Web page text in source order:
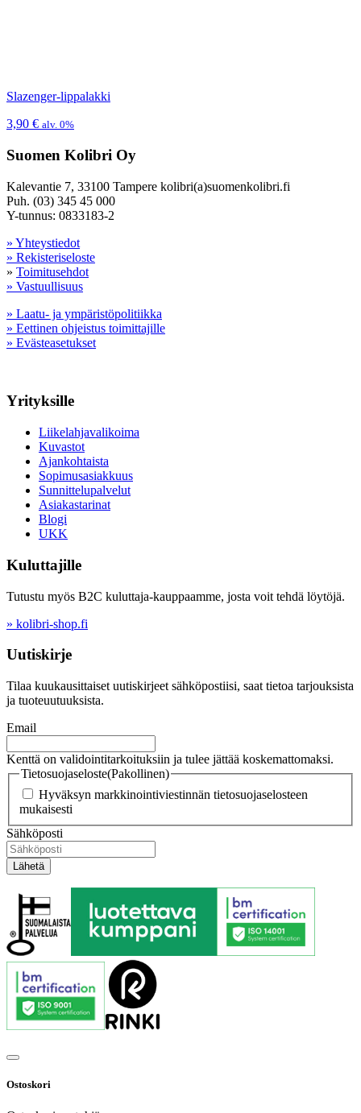
Slazenger-lippalakki
3,90 € alv. 0%
Suomen Kolibri Oy
Kalevantie 7, 33100 Tampere kolibri(a)suomenkolibri.fi
Puh. (03) 345 45 000
Y-tunnus: 0833183-2
» Yhteystiedot
» Rekisteriseloste
» Toimitusehdot
» Vastuullisuus
» Laatu- ja ympäristöpolitiikka
» Eettinen ohjeistus toimittajille
» Evästeasetukset
Yrityksille
Liikelahjavalikoima
Kuvastot
Ajankohtaista
Sopimusasiakkuus
Sunnittelupalvelut
Asiakastarinat
Blogi
UKK
Kuluttajille
Tutustu myös B2C kuluttaja-kauppaamme, josta voit tehdä löytöjä.
» kolibri-shop.fi
Uutiskirje
Tilaa kuukausittaiset uutiskirjeet sähköpostiisi, saat tietoa tarjouksista
ja tuoteuutuuksista.
Email
Kenttä on validointitarkoituksiin ja tulee jättää koskemattomaksi.
Tietosuojaseloste(Pakollinen)
Hyväksyn markkinointiviestinnän tietosuojaselosteen
mukaisesti
Sähköposti
Ostoskori